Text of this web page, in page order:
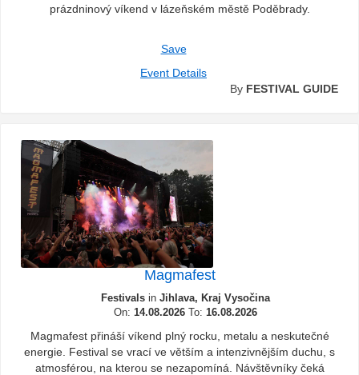
prázdninový víkend v lázeňském městě Poděbrady.
Save
Event Details
By FESTIVAL GUIDE
Magmafest
Festivals in Jihlava, Kraj Vysočina
On: 14.08.2026 To: 16.08.2026
Magmafest přináší víkend plný rocku, metalu a neskutečné
energie. Festival se vrací ve větším a intenzivnějším duchu, s
atmosférou, na kterou se nezapomíná. Návštěvníky čeká